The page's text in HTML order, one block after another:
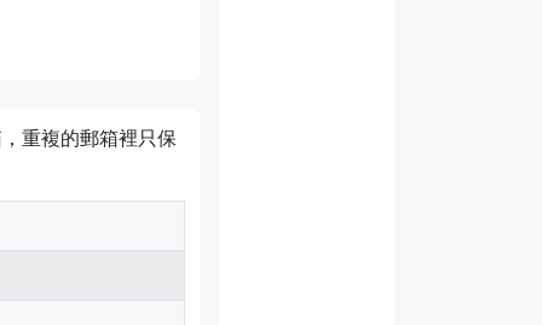
重複的郵箱裡只保